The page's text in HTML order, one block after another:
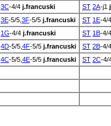
3C-4/4 j.francuski ST 2A-j1
3E-5/5, 3F-5/5 j.francuski ST 1E-4/4,
1G-4/4 j.francuski ST 1B-4/4,
4D-5/5, 4F-5/5 j.francuski ST 2B-4/4,
4C-5/5, 4E-5/5 j.francuski ST 2C-4/